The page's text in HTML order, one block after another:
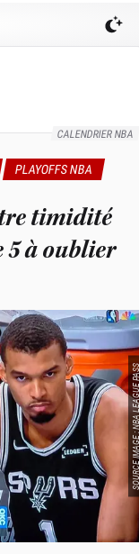
CALENDRIER NBA
PLAYOFFS NBA
timidité
5 à oublier
SOURCE